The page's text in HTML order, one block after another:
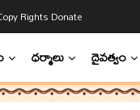
RightsDonate
ధర్మాలు దైవత్వం